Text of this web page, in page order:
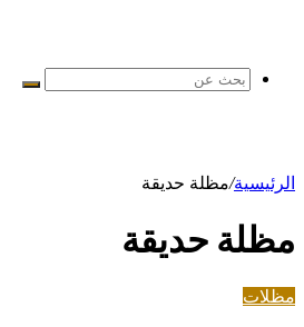
بحث
الرئيسية/مظلة حديقة
مظلة حديقة
مظلات